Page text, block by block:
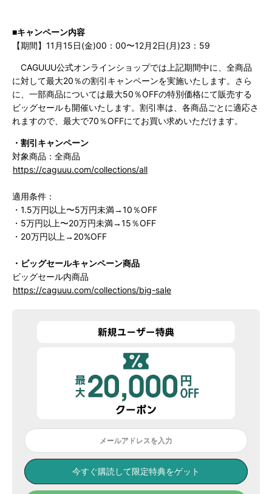
■キャンペーン内容
【期間】11月15日(金)00：00〜12月2日(月)23：59
CAGUUU公式オンラインショップでは上記期間中に、全商品
に対して最大20％の割引キャンペーンを実施いたします。さら
に、一部商品については最大50％OFFの特別価格にて販売する
ビッグセールも開催いたします。割引率は、各商品ごとに適応さ
れますので、最大で70％OFFにてお買い求めいただけます。
・割引キャンペーン
対象商品：全商品
https://caguuu.com/collections/all
適用条件：
・1.5万円以上〜5万円未満→10％OFF
・5万円以上〜20万円未満→15％OFF
・20万円以上→20%OFF
・ビッグセールキャンペーン商品
ビッグセール内商品
https://caguuu.com/collections/big-sale
メールアドレスを入力
今すぐ購読して限定特典をゲット